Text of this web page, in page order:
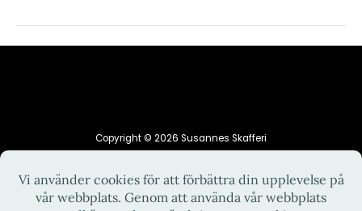
Copyright © 2026 Susannes Skafferi
HEM INTEGRITETSPOLICY
KONTAKT
OM MIG
RECEPT